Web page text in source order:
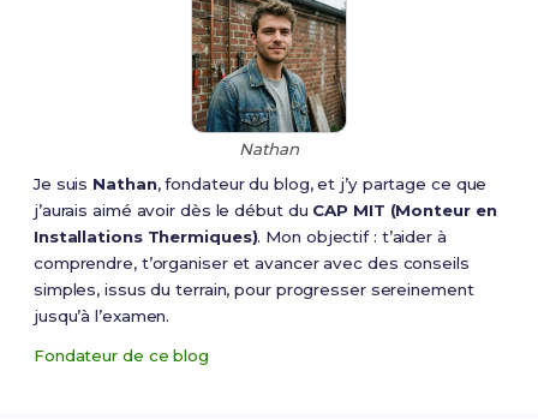
Nathan
Je suis Nathan, fondateur du blog, et j’y partage ce que
j’aurais aimé avoir dès le début du CAP MIT (Monteur en
Installations Thermiques). Mon objectif : t’aider à
comprendre, t’organiser et avancer avec des conseils
simples, issus du terrain, pour progresser sereinement
jusqu’à l’examen.
Fondateur de ce blog